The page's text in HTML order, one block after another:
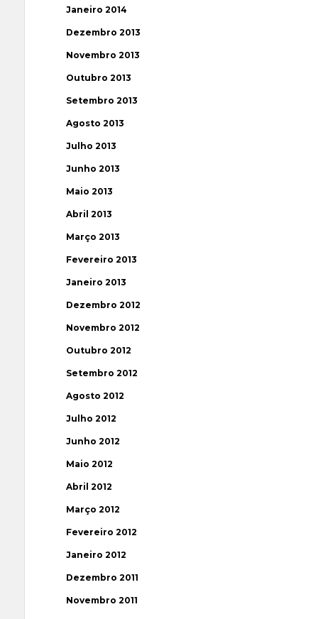
Janeiro 2014
Dezembro 2013
Novembro 2013
Outubro 2013
Setembro 2013
Agosto 2013
Julho 2013
Junho 2013
Maio 2013
Abril 2013
Março 2013
Fevereiro 2013
Janeiro 2013
Dezembro 2012
Novembro 2012
Outubro 2012
Setembro 2012
Agosto 2012
Julho 2012
Junho 2012
Maio 2012
Abril 2012
Março 2012
Fevereiro 2012
Janeiro 2012
Dezembro 2011
Novembro 2011